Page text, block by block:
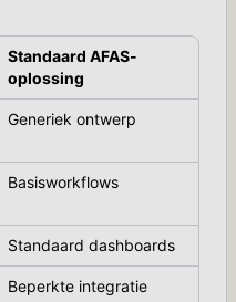
Standaard AFAS-
oplossing
Generiek ontwerp
Basisworkflows
Standaard dashboards
Beperkte integratie